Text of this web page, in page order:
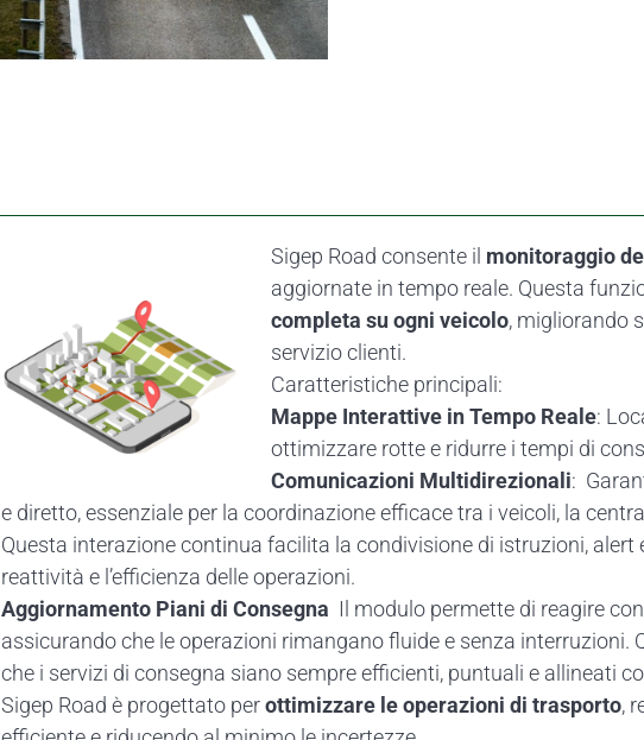
Sigep Road consente il monitoraggio
aggiornate in tempo reale. Questa
completa su ogni veicolo, migliorando
servizio clienti.
Caratteristiche principali:
Mappe Interattive in Tempo Reale:
ottimizzare rotte e ridurre i tempi di
Comunicazioni Multidirezionali:
e diretto, essenziale per la coordinazione efficace tra i veicoli, la
Questa interazione continua facilita la condivisione di istruzioni,
reattività e l’efficienza delle operazioni.
Aggiornamento Piani di Consegna Il modulo permette di reagire
assicurando che le operazioni rimangano fluide e senza
che i servizi di consegna siano sempre efficienti, puntuali e allineati
Sigep Road è progettato perottimizzare le operazioni di trasporto,